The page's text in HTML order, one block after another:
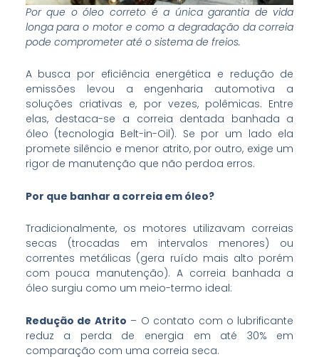
Por que o óleo correto é a única garantia de vida
longa para o motor e como a degradação da correia
pode comprometer até o sistema de freios.
A busca por eficiência energética e redução de
emissões levou a engenharia automotiva a
soluções criativas e, por vezes, polêmicas. Entre
elas, destaca-se a correia dentada banhada a
óleo (tecnologia Belt-in-Oil). Se por um lado ela
promete silêncio e menor atrito, por outro, exige um
rigor de manutenção que não perdoa erros.
Por que banhar a correia em óleo?
Tradicionalmente, os motores utilizavam correias
secas (trocadas em intervalos menores) ou
correntes metálicas (gera ruído mais alto porém
com pouca manutenção). A correia banhada a
óleo surgiu como um meio-termo ideal:
Redução de Atrito – O contato com o lubrificante
reduz a perda de energia em até 30% em
comparação com uma correia seca.